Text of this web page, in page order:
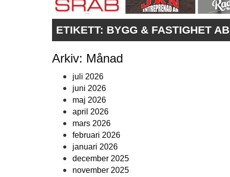
ETIKETT: BYGG & FASTIGHET AB
Arkiv: Månad
juli 2026
juni 2026
maj 2026
april 2026
mars 2026
februari 2026
januari 2026
december 2025
november 2025